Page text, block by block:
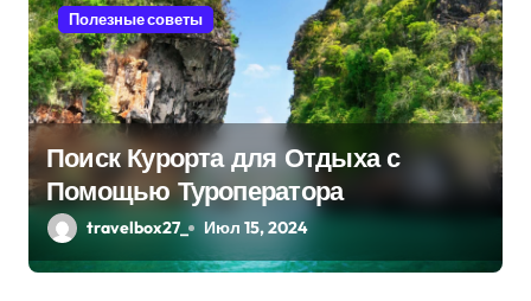
Полезные советы
Поиск Курорта для Отдыха с
Помощью Туроператора
travelbox27_ Июл 15, 2024